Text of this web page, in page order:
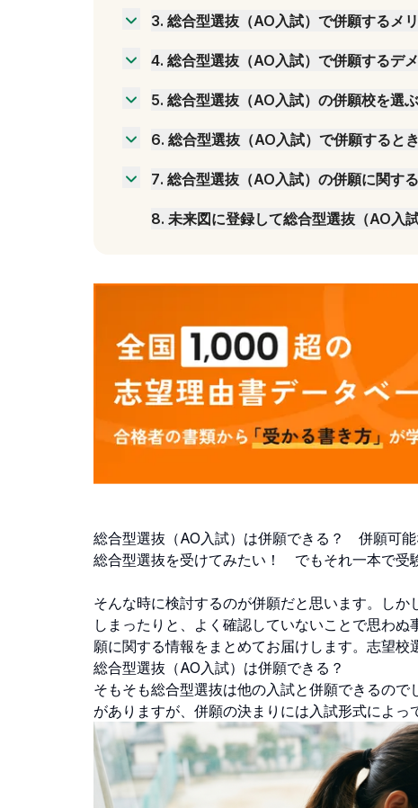
学校推薦型選抜との併願
【私立】総合型選抜で併願可能な主な大学一覧
3. 総合型選抜（AO入試）で併願するメ
本命の大学を受験する前に練習できる
精神的な余裕が生まれる
4. 総合型選抜（AO入試）で併願するデ
大学ごとに対策をする必要がある
準備不足で共倒れするリスクがある
5. 総合型選抜（AO入試）の併願校を選
難易度が同レベルの大学との併願は避ける
本命大学の前に志望度の低い大学を受ける
6. 総合型選抜（AO入試）で併願すると
併願するときの志望理由書の例文
7. 総合型選抜（AO入試）の併願に関す
併願校に振り込んだ入学金は返ってくる？
8. 未来図に登録して総合型選抜（AO入
総合型選抜（AO入試）は併願できる？ 併願可
総合型選抜を受けてみたい！ でもそれ一本で受
そんな時に検討するのが併願だと思います。し
しまったりと、よく確認していないことで思わ
願に関する情報をまとめてお届けします。志望校
総合型選抜（AO入試）は併願できる？
そもそも総合型選抜は他の入試と併願できるの
がありますが、併願の決まりには入試形式によっ